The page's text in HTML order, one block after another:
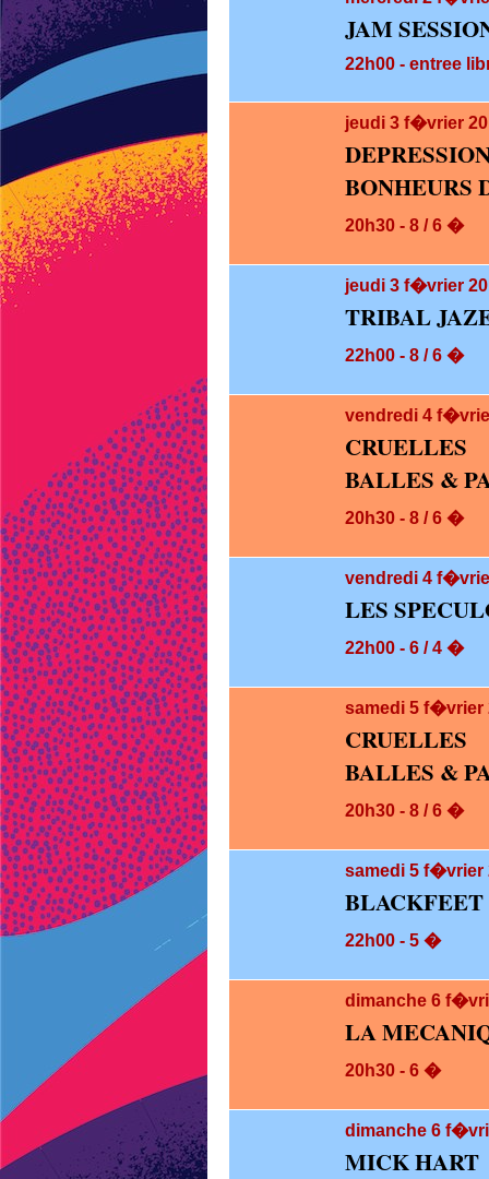
JAM
22h00 - entree
jeudi 3 f�vrier
BONHEURS
20h30 - 8 / 6 �
jeudi 3 f�vrier
TRIBAL
22h00 - 8 / 6 �
vendredi 4
BALLES &
20h30 - 8 / 6 �
vendredi 4
LES
22h00 - 6 / 4 �
samedi 5 f�vrier
BALLES &
20h30 - 8 / 6 �
samedi 5 f�vrier
BLACKFEET
22h00 - 5 �
dimanche 6
LA
20h30 - 6 �
dimanche 6
MICK HART